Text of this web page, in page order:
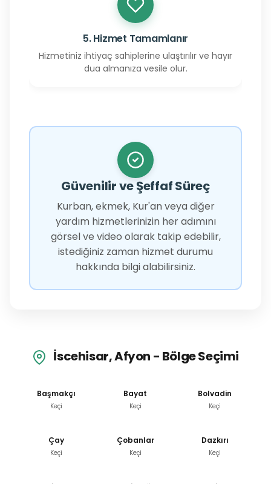
5. Hizmet Tamamlanır
Hizmetiniz ihtiyaç sahiplerine ulaştırılır ve hayır
dua almanıza vesile olur.
Güvenilir ve Şeffaf Süreç
Kurban, ekmek, Kur'an veya diğer
yardım hizmetlerinizin her adımını
görsel ve video olarak takip edebilir,
istediğiniz zaman hizmet durumu
hakkında bilgi alabilirsiniz.
İscehisar, Afyon - Bölge Seçimi
Başmakçı
Keçi
Bayat
Keçi
Bolvadin
Keçi
Çay
Keçi
Çobanlar
Keçi
Dazkırı
Keçi